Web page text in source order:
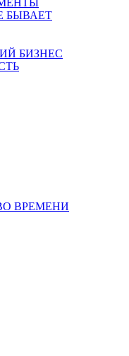
БЫВАЕТ
БИЗНЕС
ВРЕМЕНИ